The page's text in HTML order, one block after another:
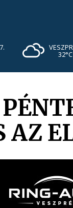
32°C
AZ